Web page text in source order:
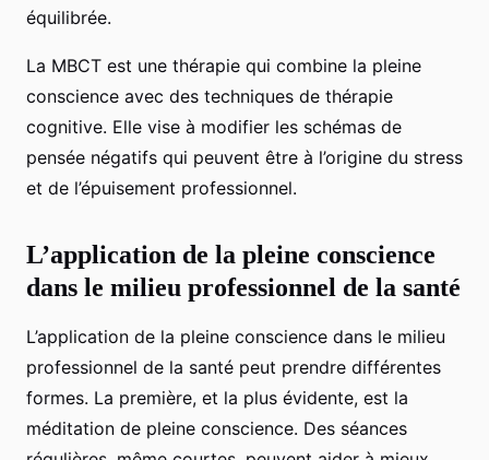
équilibrée.
La MBCT est une thérapie qui combine la pleine
conscience avec des techniques de thérapie
cognitive. Elle vise à modifier les schémas de
pensée négatifs qui peuvent être à l’origine du stress
et de l’épuisement professionnel.
L’application de la pleine conscience
dans le milieu professionnel de la santé
L’application de la pleine conscience dans le milieu
professionnel de la santé peut prendre différentes
formes. La première, et la plus évidente, est la
méditation de pleine conscience. Des séances